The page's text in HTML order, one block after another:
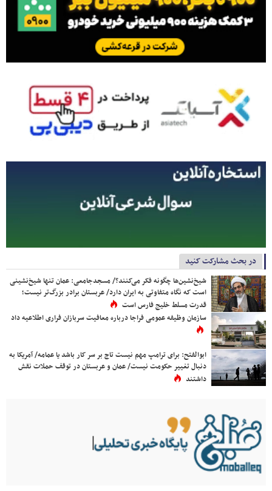
در بحث مشارکت کنید
شیخ‌نشین‌ها چگونه فکر می‌کنند؟/ مسجدجامعی: عمان تنها شیخ‌نشینی
است که نگاه متفاوتی به ایران دارد/ عربستان برادر بزرگ‌تر نیست؛
قدرت مسلط خلیج فارس است
سازمان وظیفه عمومی فراجا درباره معافیت سربازان فراری اطلاعیه داد
ابوالفتح: برای ترامپ مهم نیست تاج بر سر کار باشد یا عمامه/ آمریکا به
دنبال تغییر حکومت نیست/ عمان و عربستان در توقف حملات نقش
داشتند